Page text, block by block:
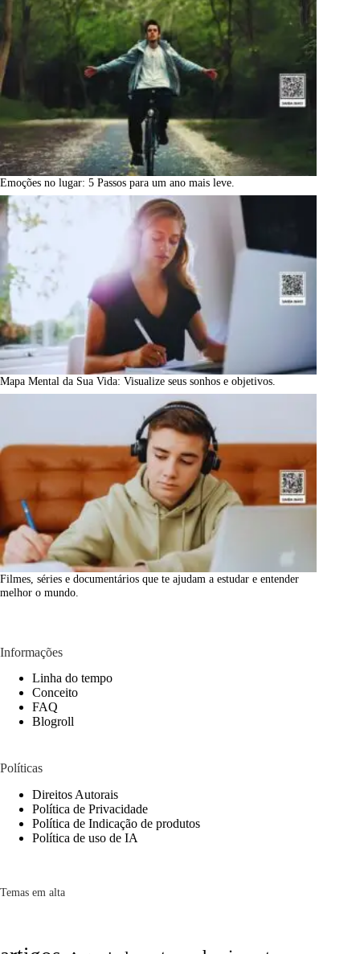
Emoções no lugar: 5 Passos para um ano mais leve.
Mapa Mental da Sua Vida: Visualize seus sonhos e objetivos.
Filmes, séries e documentários que te ajudam a estudar e entender
melhor o mundo.
Informações
Linha do tempo
Conceito
FAQ
Blogroll
Políticas
Direitos Autorais
Política de Privacidade
Política de Indicação de produtos
Política de uso de IA
Temas em alta